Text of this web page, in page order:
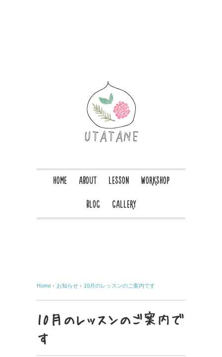
HOME ABOUT LESSON
WORKSHOP
BLOG
GALLERY
Home › お知らせ › 10月のレッスンのご案内です
10月のレッスンのご案内で
す